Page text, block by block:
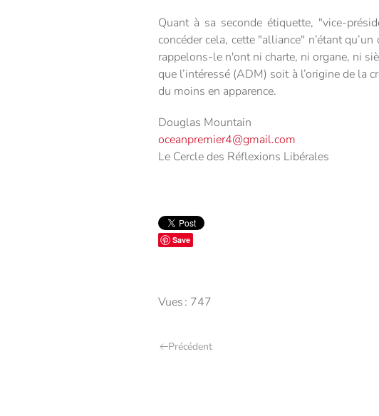
Quant à sa seconde étiquette, "vice-
concéder cela, cette "alliance" n’étant
rappelons-le n'ont ni charte, ni organe, ni
que l’intéressé (ADM) soit à l’origine de la
du moins en apparence.
Douglas Mountain
oceanpremier4@gmail.com
Le Cercle des Réflexions Libérales
Save
Vues : 747
Précédent